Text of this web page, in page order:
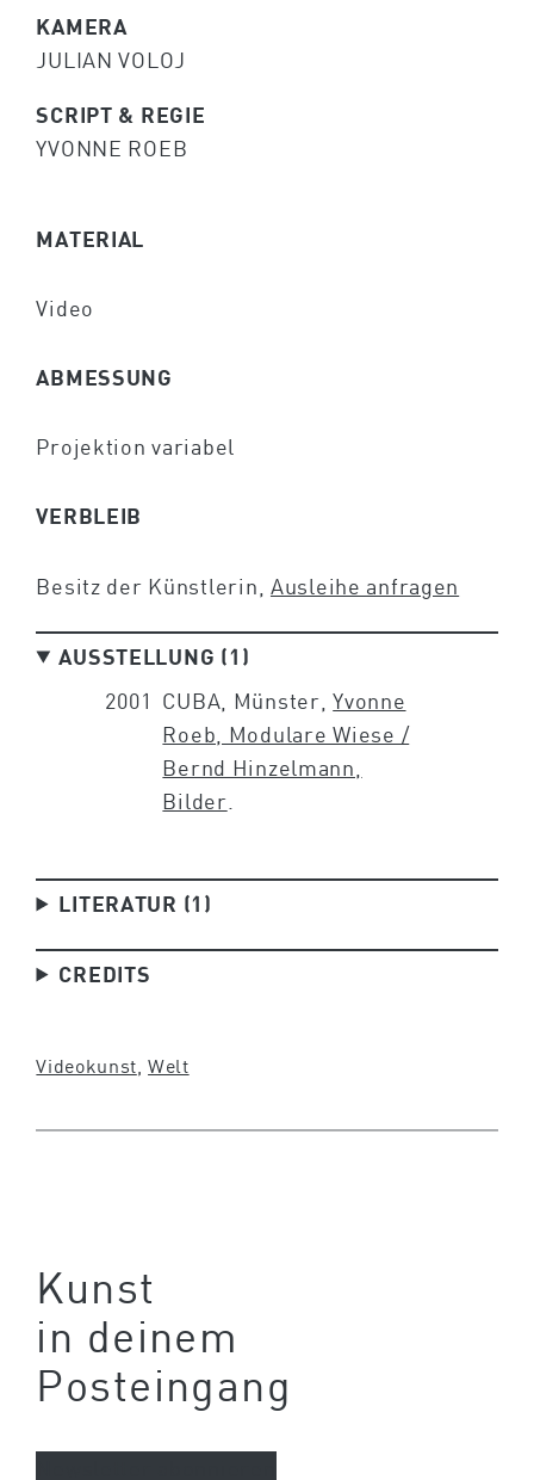
KAMERA
JULIAN VOLOJ
SCRIPT & REGIE
YVONNE ROEB
MATERIAL
Video
ABMESSUNG
Projektion variabel
VERBLEIB
Besitz der Künstlerin, Ausleihe anfragen
AUSSTELLUNG (1)
2001 CUBA, Münster,Yvonne
Roeb, Modulare Wiese /
Bernd Hinzelmann,
Bilder
LITERATUR (1)
CREDITS
Videokunst , Welt
Kunst
in deinem
Posteingang